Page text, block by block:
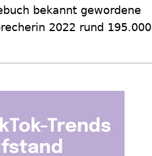
bekannt gewordene
2022 rund 195.000